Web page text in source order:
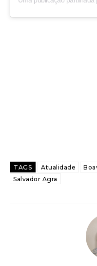
TAGS Atualidade
Salvador Agra